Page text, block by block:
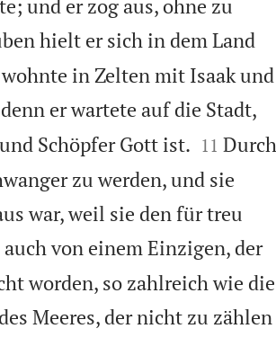
und er zog aus, ohne zu
hielt er sich in dem Land
in Zelten mit Isaak und
denn er wartete auf die Stadt,
Schöpfer Gott ist.
11 Durch
zu werden, und sie
war, weil sie den für treu
von einem Einzigen, der
worden, so zahlreich wie die
Meeres, der nicht zu zählen